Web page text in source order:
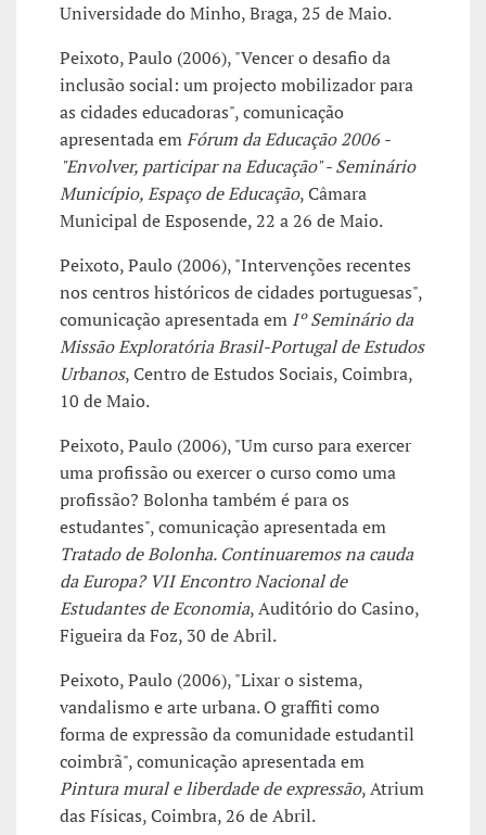
Universidade do Minho, Braga, 25 de Maio.
Peixoto, Paulo (2006), "Vencer o desafio da
inclusão social: um projecto mobilizador para
as cidades educadoras", comunicação
apresentada emFórum da Educação 2006 -
"Envolver, participar na Educação" - Seminário
Município, Espaço de Educação, Câmara
Municipal de Esposende, 22 a 26 de Maio.
Peixoto, Paulo (2006), "Intervenções recentes
nos centros históricos de cidades portuguesas",
comunicação apresentada em Iº Seminário da
Missão Exploratória Brasil-Portugal de Estudos
Urbanos, Centro de Estudos Sociais, Coimbra,
10 de Maio.
Peixoto, Paulo (2006), "Um curso para exercer
uma profissão ou exercer o curso como uma
profissão? Bolonha também é para os
estudantes", comunicação apresentada em
Tratado de Bolonha. Continuaremos na cauda
da Europa? VII Encontro Nacional de
Estudantes de Economia, Auditório do Casino,
Figueira da Foz, 30 de Abril.
Peixoto, Paulo (2006), "Lixar o sistema,
vandalismo e arte urbana. O graffiti como
forma de expressão da comunidade estudantil
coimbrã", comunicação apresentada em
Pintura mural e liberdade de expressão, Atrium
das Físicas, Coimbra, 26 de Abril.